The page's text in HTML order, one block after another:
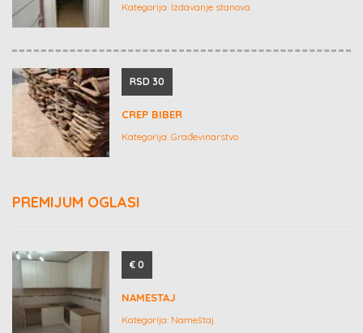
Kategorija: Izdavanje stanova
RSD 30
CREP BIBER
Kategorija: Građevinarstvo
PREMIJUM OGLASI
€ 0
NAMESTAJ
Kategorija: Nameštaj